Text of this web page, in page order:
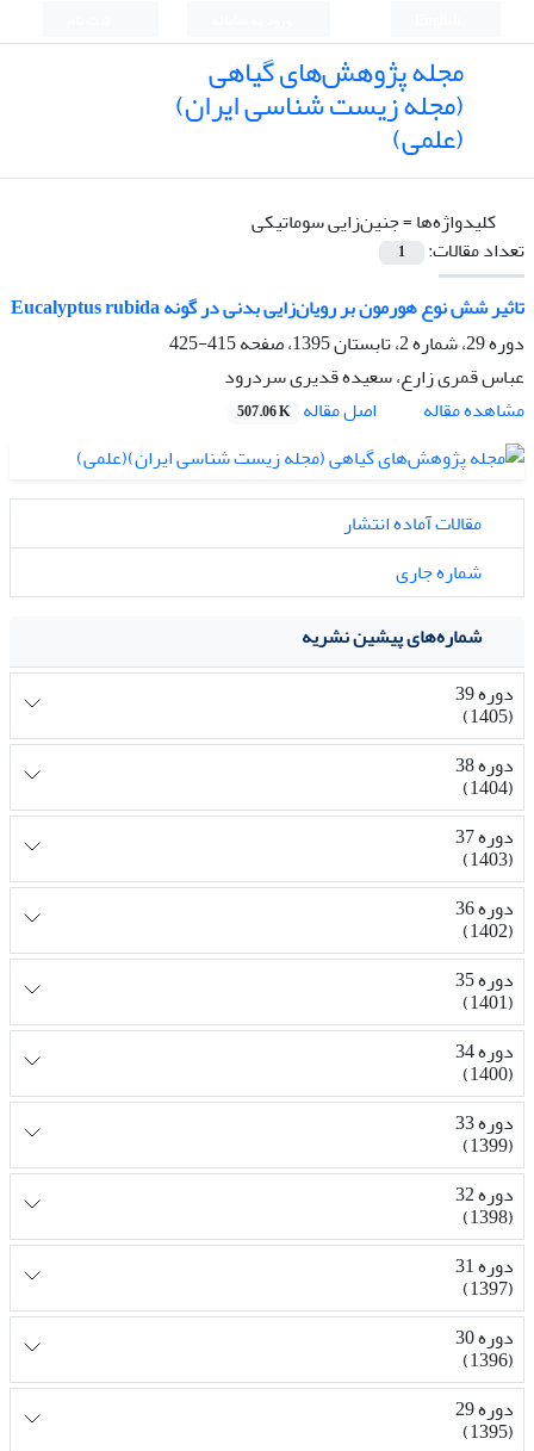
مجله پژوهش‌های گیاهی
(مجله زیست شناسی ایران)
(علمی)
کلیدواژه‌ها =جنین‌زایی سوماتیکی
تعداد مقالات:
1
تاثیر شش نوع‌ هورمون بر رویان‌زایی بدنی در گونه Eucalyptus rubida
دوره 29، شماره 2، تابستان 1395، صفحه
415-425
عباس قمری زارع، سعیده قدیری سردرود
مشاهده مقاله
اصل مقاله 507.06 K
مقالات آماده انتشار
شماره جاری
شماره‌های پیشین نشریه
دوره 39
(1405)
دوره 38
(1404)
دوره 37
(1403)
دوره 36
(1402)
دوره 35
(1401)
دوره 34
(1400)
دوره 33
(1399)
دوره 32
(1398)
دوره 31
(1397)
دوره 30
(1396)
دوره 29
(1395)